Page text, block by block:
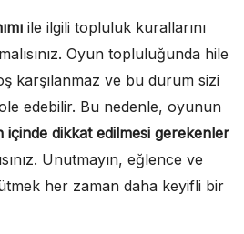
ile ilgili topluluk kurallarını
Oyun topluluğunda hile
karşılanmaz ve bu durum sizi
edebilir. Bu nedenle, oyunun
içinde dikkat edilmesi gerekenler
Unutmayın, eğlence ve
her zaman daha keyifli bir